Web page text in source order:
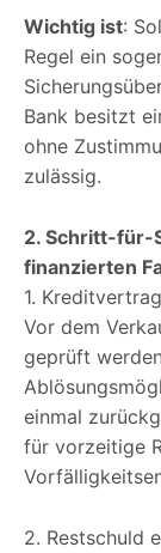
Wichtig ist:
Regel ein
Bank besitzt
ohne
zulässig.
2. Schritt-für-
finanzierten
1.
Vor dem
geprüft
einmal
für vorzeitige
2. Restschuld